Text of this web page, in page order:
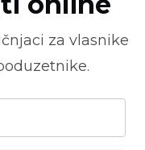
za vlasnike